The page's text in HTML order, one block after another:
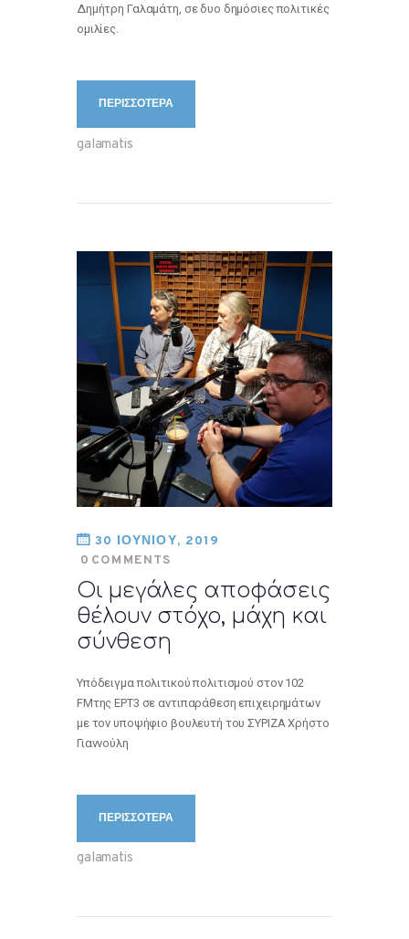
Δημήτρη Γαλαμάτη, σε δυο δημόσιες πολιτικές
ομιλίες.
ΠΕΡΙΣΣΟΤΕΡΑ
galamatis
30 ΙΟΥΝΙΟΥ, 2019
0 COMMENTS
Οι μεγάλες αποφάσεις
θέλουν στόχο, μάχη και
σύνθεση
Yπόδειγμα πολιτικού πολιτισμού στον 102
FMτης ΕΡΤ3 σε αντιπαράθεση επιχειρημάτων
με τον υποψήφιο βουλευτή του ΣΥΡΙΖΑ Χρήστο
Γιαννούλη
ΠΕΡΙΣΣΟΤΕΡΑ
galamatis